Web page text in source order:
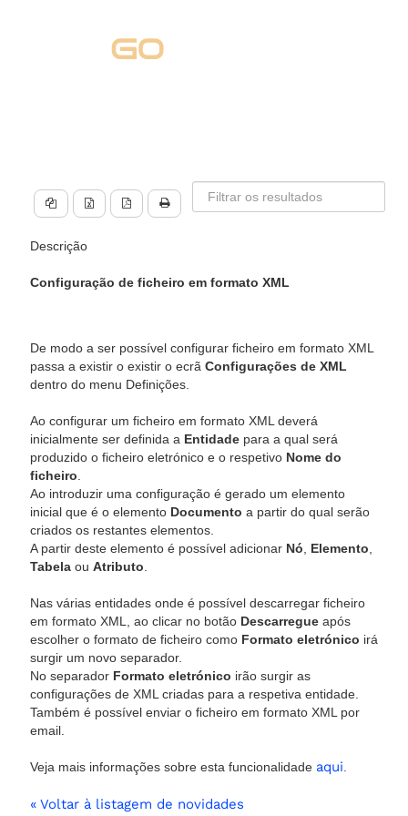
Descrição
Configuração de ficheiro em formato XML
De modo a ser possível configurar ficheiro em formato XML
passa a existir o existir o ecrã Configurações de XML
dentro do menu Definições.
Ao configurar um ficheiro em formato XML deverá
inicialmente ser definida a Entidade para a qual será
produzido o ficheiro eletrónico e o respetivo Nome do
ficheiro
Ao introduzir uma configuração é gerado um elemento
inicial que é o elemento Documento a partir do qual serão
criados os restantes elementos.
A partir deste elemento é possível adicionar Nó Elemento
Tabela ou Atributo
Nas várias entidades onde é possível descarregar ficheiro
em formato XML, ao clicar no botão Descarregue após
escolher o formato de ficheiro como Formato eletrónico irá
surgir um novo separador.
No separador Formato eletrónico irão surgir as
configurações de XML criadas para a respetiva entidade.
Também é possível enviar o ficheiro em formato XML por
email.
Veja mais informações sobre esta funcionalidade aqui
« Voltar à listagem de novidades